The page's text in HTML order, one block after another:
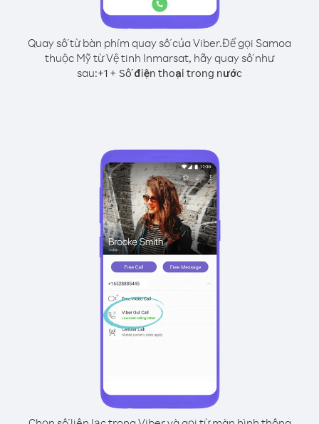
Quay số từ bàn phím quay số của Viber.Để gọi Samoa
thuộc Mỹ từ Vệ tinh Inmarsat, hãy quay số như
sau:+1 + Số điện thoại trong nước